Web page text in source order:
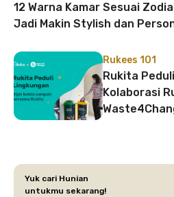
12 Warna Kamar Sesuai
Jadi Makin Stylish dan
Rukees 101
Rukita
Kolaborasi
Yuk cari Hunian
untukmu sekarang!